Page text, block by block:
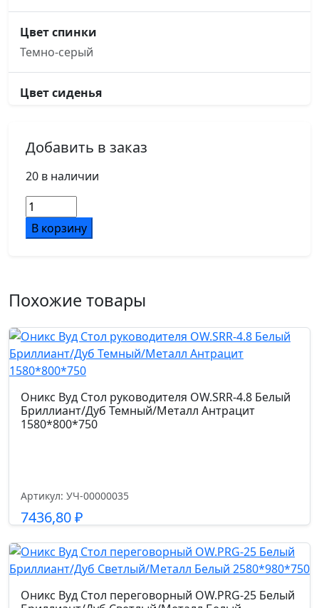
Цвет спинки
Темно-серый
Цвет сиденья
Основание кресла
пятилучье, d640, черный металл
Подлокотники
черный металл с накладками
d50
Газпатрон мм.
100
Страна производства
Россия
Код цвета
Гарантийный срок
1 год
Добавить в заказ
20 в наличии
Количество
товара
Кресло
спинка
RPM-
28
Темно-
серый
В корзину
Похожие товары
Оникс Вуд Стол руководителя OW.SRR-4.8 Белый
Бриллиант/Дуб Темный/Металл Антрацит
1580*800*750
Артикул: УЧ-00000035
7436,80₽
Подробнее
Оникс Вуд Стол переговорный OW.PRG-25 Белый